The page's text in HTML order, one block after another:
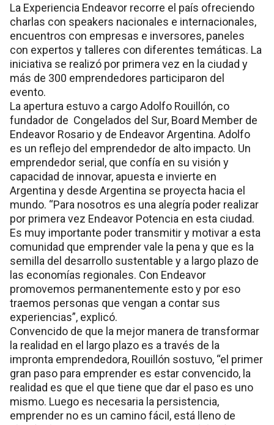
La Experiencia Endeavor recorre el país ofreciendo
charlas con speakers nacionales e internacionales,
encuentros con empresas e inversores, paneles
con expertos y talleres con diferentes temáticas. La
iniciativa se realizó por primera vez en la ciudad y
más de 300 emprendedores participaron del
evento.
La apertura estuvo a cargo Adolfo Rouillón, co
fundador de Congelados del Sur, Board Member de
Endeavor Rosario y de Endeavor Argentina. Adolfo
es un reflejo del emprendedor de alto impacto. Un
emprendedor serial, que confía en su visión y
capacidad de innovar, apuesta e invierte en
Argentina y desde Argentina se proyecta hacia el
mundo. “Para nosotros es una alegría poder realizar
por primera vez Endeavor Potencia en esta ciudad.
Es muy importante poder transmitir y motivar a esta
comunidad que emprender vale la pena y que es la
semilla del desarrollo sustentable y a largo plazo de
las economías regionales. Con Endeavor
promovemos permanentemente esto y por eso
traemos personas que vengan a contar sus
experiencias”, explicó.
Convencido de que la mejor manera de transformar
la realidad en el largo plazo es a través de la
impronta emprendedora, Rouillón sostuvo, “el primer
gran paso para emprender es estar convencido, la
realidad es que el que tiene que dar el paso es uno
mismo. Luego es necesaria la persistencia,
emprender no es un camino fácil, está lleno de